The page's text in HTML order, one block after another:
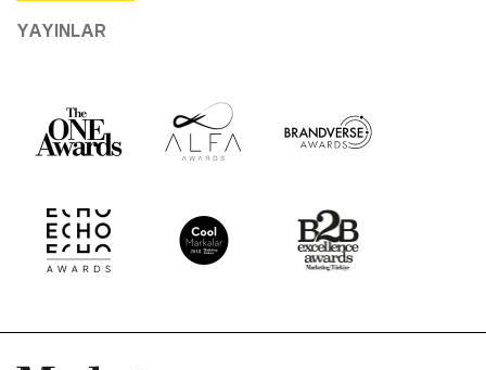
YAYINLAR